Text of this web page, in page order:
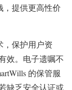
，提供更高性价
，保护用户资
效。电子遗嘱不
的保管服
缺乏安全认证或